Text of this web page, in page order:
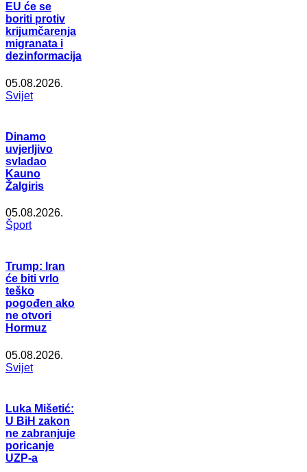
EU će se
boriti protiv
krijumčarenja
migranata i
dezinformacija
05.08.2026.
Svijet
Dinamo
uvjerljivo
svladao
Kauno
Žalgiris
05.08.2026.
Šport
Trump: Iran
će biti vrlo
teško
pogođen ako
ne otvori
Hormuz
05.08.2026.
Svijet
Luka Mišetić:
U BiH zakon
ne zabranjuje
poricanje
UZP-a